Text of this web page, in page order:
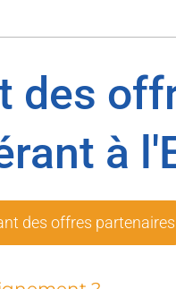
des
à
des offres partenaires